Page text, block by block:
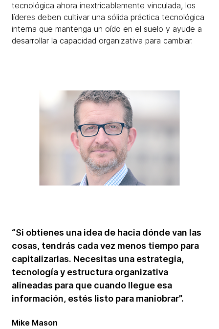
tecnológica ahora inextricablemente vinculada, los
líderes deben cultivar una sólida práctica tecnológica
interna que mantenga un oído en el suelo y ayude a
desarrollar la capacidad organizativa para cambiar.
“Si obtienes una idea de hacia dónde van las
cosas, tendrás cada vez menos tiempo para
capitalizarlas. Necesitas una estrategia,
tecnología y estructura organizativa
alineadas para que cuando llegue esa
información, estés listo para maniobrar”.
Mike Mason